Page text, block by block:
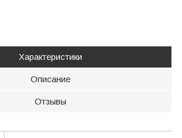
Характеристики
Описание
Отзывы